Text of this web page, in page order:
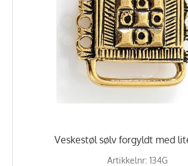
Veskestøl sølv forgyldt med
Artikkelnr: 134G